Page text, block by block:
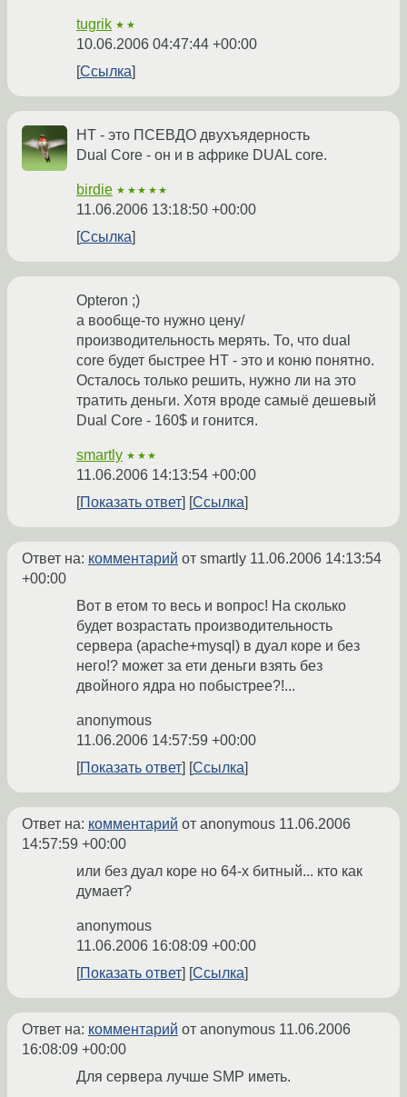
tugrik ★★
10.06.2006 04:47:44 +00:00
Ссылка
HT - это ПСЕВДО двухъядерность
Dual Core - он и в африке DUAL core.
birdie ★★★★★
11.06.2006 13:18:50 +00:00
Ссылка
Opteron ;)
а вообще-то нужно цену/
производительность мерять. То, что dual
core будет быстрее HT - это и коню понятно.
Осталось только решить, нужно ли на это
тратить деньги. Хотя вроде самыё дешевый
Dual Core - 160$ и гонится.
smartly ★★★
11.06.2006 14:13:54 +00:00
Показать ответ
Ссылка
Ответ на: комментарий от smartly 11.06.2006 14:13:54
+00:00
Вот в етом то весь и вопрос! На сколько
будет возрастать производительность
сервера (apache+mysql) в дуал коре и без
него!? может за ети деньги взять без
двойного ядра но побыстрее?!...
anonymous
11.06.2006 14:57:59 +00:00
Показать ответ
Ссылка
Ответ на: комментарий от anonymous 11.06.2006
14:57:59 +00:00
или без дуал коре но 64-х битный... кто как
думает?
anonymous
11.06.2006 16:08:09 +00:00
Показать ответ
Ссылка
Ответ на: комментарий от anonymous 11.06.2006
16:08:09 +00:00
Для сервера лучше SMP иметь.